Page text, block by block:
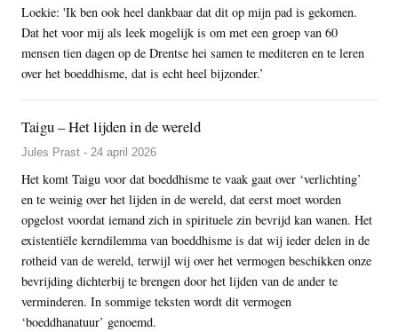
Loekie: 'Ik ben ook heel dankbaar dat dit op mijn pad is gekomen.
Dat het voor mij als leek mogelijk is om met een groep van 60
mensen tien dagen op de Drentse hei samen te mediteren en te leren
over het boeddhisme, dat is echt heel bijzonder.’
Taigu – Het lijden in de wereld
Jules Prast - 24 april 2026
Het komt Taigu voor dat boeddhisme te vaak gaat over ‘verlichting’
en te weinig over het lijden in de wereld, dat eerst moet worden
opgelost voordat iemand zich in spirituele zin bevrijd kan wanen. Het
existentiële kerndilemma van boeddhisme is dat wij ieder delen in de
rotheid van de wereld, terwijl wij over het vermogen beschikken onze
bevrijding dichterbij te brengen door het lijden van de ander te
verminderen. In sommige teksten wordt dit vermogen
‘boeddhanatuur’ genoemd.